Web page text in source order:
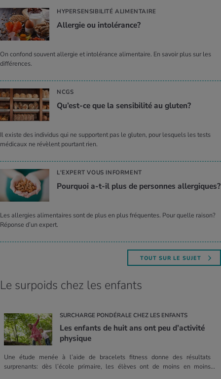
HYPERSENSIBILITÉ ALIMENTAIRE
Aller­gie ou into­lé­rance?
On confond souvent allergie et intolérance alimentaire. En savoir plus sur les
différences.
NCGS
Qu’est-ce que la sen­si­bi­lité au glu­ten?
Il existe des individus qui ne supportent pas le gluten, pour lesquels les tests
médicaux ne révèlent pourtant rien.
L'EXPERT VOUS INFORMENT
Pour­quoi a-t-il plus de per­sonnes aller­giques?
Les allergies alimentaires sont de plus en plus fréquentes. Pour quelle raison?
Réponse d’un expert.
TOUT SUR LE SUJET
Le surpoids chez les enfants
SURCHARGE PONDÉRALE CHEZ LES ENFANTS
Les enfants de huit ans ont peu d’activité
physique
Une étude menée à l’aide de bracelets fitness donne des résultats
surprenants: dès l’école primaire, les élèves ont de moins en moins